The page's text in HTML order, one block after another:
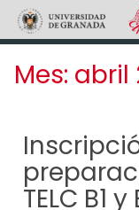
Skip to main content
Mes: abril
TELC B1 y